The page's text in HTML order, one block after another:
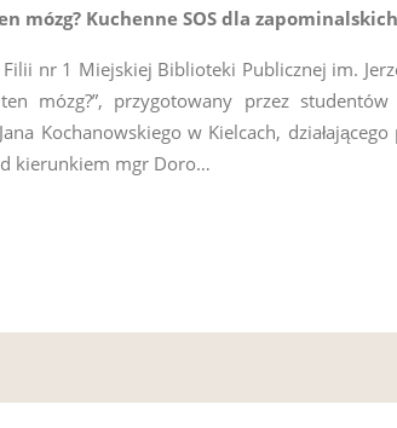
mózg? Kuchenne SOS dla zapominalskich
nr 1 Miejskiej Biblioteki Publicznej im.
mózg?”, przygotowany przez
Kochanowskiego w Kielcach,
kierunkiem mgr Doro…